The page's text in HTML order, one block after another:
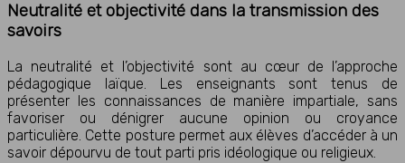
Neutralité et objectivité dans la transmission des
savoirs
La neutralité et l’objectivité sont au cœur de l’approche
pédagogique laïque. Les enseignants sont tenus de
présenter les connaissances de manière impartiale, sans
favoriser ou dénigrer aucune opinion ou croyance
particulière. Cette posture permet aux élèves d’accéder à un
savoir dépourvu de tout parti pris idéologique ou religieux.